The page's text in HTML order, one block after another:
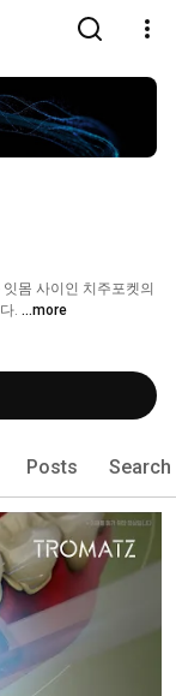
몸 사이인 치주포켓의
. ...more
Posts Search